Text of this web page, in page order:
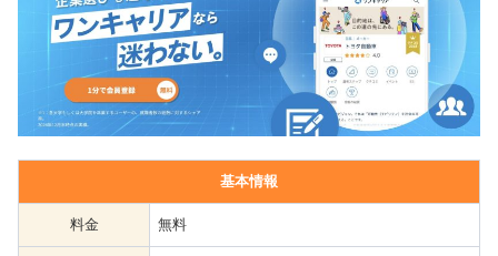
基本情報
料金 無料